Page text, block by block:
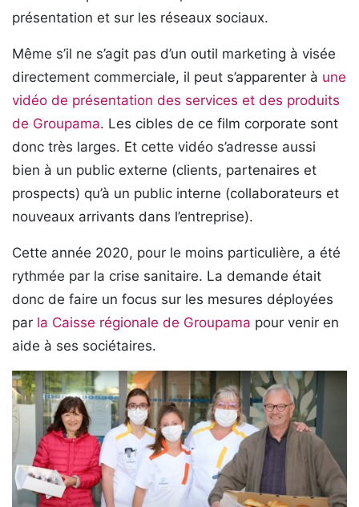
présentation et sur les réseaux sociaux.
Même s’il ne s’agit pas d’un outil marketing à visée
directement commerciale, il peut s’apparenter à une
vidéo de présentation des services et des produits
de Groupama. Les cibles de ce film corporate sont
donc très larges. Et cette vidéo s’adresse aussi
bien à un public externe (clients, partenaires et
prospects) qu’à un public interne (collaborateurs et
nouveaux arrivants dans l’entreprise).
Cette année 2020, pour le moins particulière, a été
rythmée par la crise sanitaire. La demande était
donc de faire un focus sur les mesures déployées
par la Caisse régionale de Groupama pour venir en
aide à ses sociétaires.